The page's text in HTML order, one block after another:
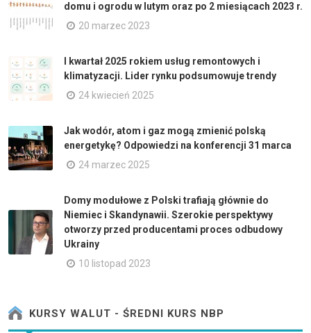
domu i ogrodu w lutym oraz po 2 miesiącach 2023 r.
20 marzec 2023
I kwartał 2025 rokiem usług remontowych i
klimatyzacji. Lider rynku podsumowuje trendy
24 kwiecień 2025
Jak wodór, atom i gaz mogą zmienić polską
energetykę? Odpowiedzi na konferencji 31 marca
24 marzec 2025
Domy modułowe z Polski trafiają głównie do
Niemiec i Skandynawii. Szerokie perspektywy
otworzy przed producentami proces odbudowy
Ukrainy
10 listopad 2023
KURSY WALUT - ŚREDNI KURS NBP